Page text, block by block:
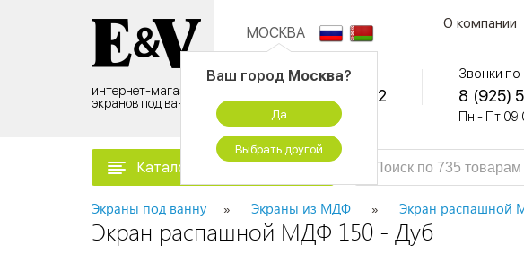
интернет-магазин
экранов под ванну
МОСКВА
Ваш город Москва?
Да
Выбрать другой
О компании
Контактный центр:
8 (495) 500-96-52
временно не работаем
Звонки по
8 (925)
Пн - Пт
Каталог товаров
Экраны под ванну Экраны из МДФ Экран распашной
Экран распашной МДФ 150 - Дуб